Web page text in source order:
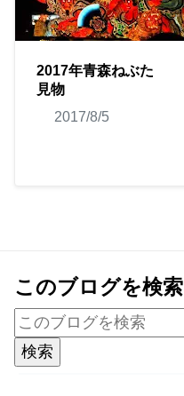
2017年青森ねぶた
見物
2017/8/5
このブログを検索